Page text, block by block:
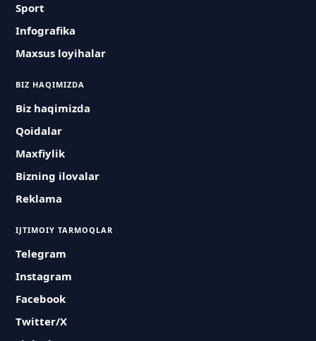
Sport
Infografika
Maxsus loyihalar
BIZ HAQIMIZDA
Biz haqimizda
Qoidalar
Maxfiylik
Bizning ilovalar
Reklama
IJTIMOIY TARMOQLAR
Telegram
Instagram
Facebook
Twitter/X